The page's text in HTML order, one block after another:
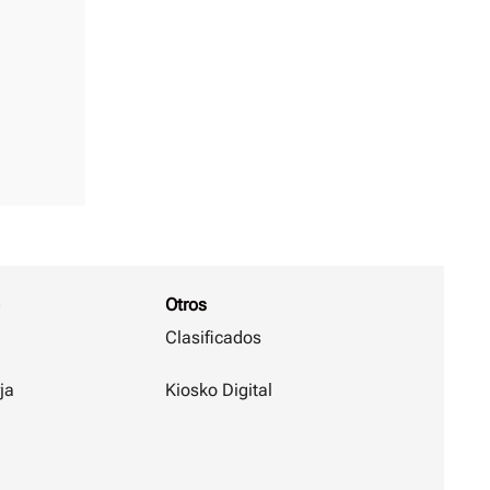
Otros
Clasificados
Kiosko Digital